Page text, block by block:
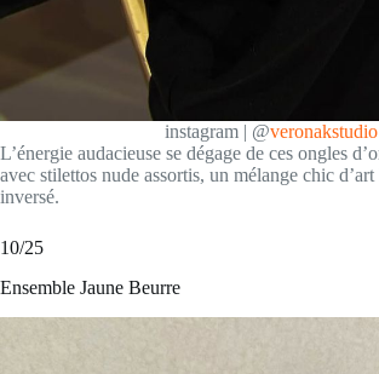
instagram | @veronakstudio
L’énergie audacieuse se dégage de ces ongles
avec stilettos nude assortis, un mélange chic
inversé.
10/25
Ensemble Jaune Beurre